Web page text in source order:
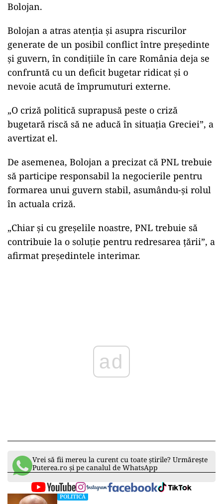
Bolojan.
Bolojan a atras atenția și asupra riscurilor
generate de un posibil conflict între președinte
și guvern, în condițiile în care România deja se
confruntă cu un deficit bugetar ridicat și o
nevoie acută de împrumuturi externe.
„O criză politică suprapusă peste o criză
bugetară riscă să ne aducă în situația Greciei”, a
avertizat el.
De asemenea, Bolojan a precizat că PNL trebuie
să participe responsabil la negocierile pentru
formarea unui guvern stabil, asumându-și rolul
în actuala criză.
„Chiar și cu greșelile noastre, PNL trebuie să
contribuie la o soluție pentru redresarea țării”, a
afirmat președintele interimar.
ad
Vrei să fii mereu la curent cu toate știrile? Urmărește
Puterea.ro și pe canalul de WhatsApp
POLITICĂ